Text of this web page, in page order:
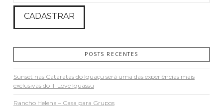
POSTS RECENTES
Sunset nas Cataratas do Iguaçu será uma das experiências mais
exclusivas do III Love Iguassu
Rancho Helena – Casa para Grupos